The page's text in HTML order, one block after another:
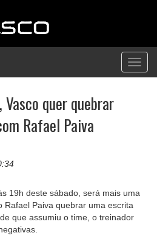
quer quebrar
Rafael Paiva
19h deste sábado, será mais uma
Rafael Paiva quebrar uma escrita
que assumiu o time, o treinador